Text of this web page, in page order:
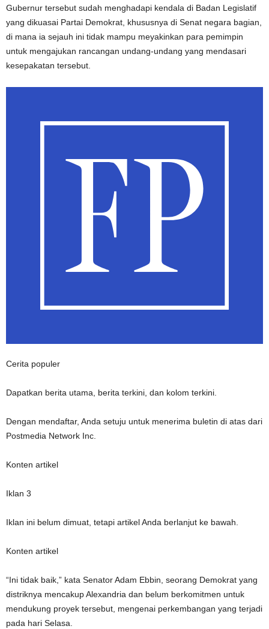
Gubernur tersebut sudah menghadapi kendala di Badan Legislatif
yang dikuasai Partai Demokrat, khususnya di Senat negara bagian,
di mana ia sejauh ini tidak mampu meyakinkan para pemimpin
untuk mengajukan rancangan undang-undang yang mendasari
kesepakatan tersebut.
Cerita populer
Dapatkan berita utama, berita terkini, dan kolom terkini.
Dengan mendaftar, Anda setuju untuk menerima buletin di atas dari
Postmedia Network Inc.
Konten artikel
Iklan 3
Iklan ini belum dimuat, tetapi artikel Anda berlanjut ke bawah.
Konten artikel
“Ini tidak baik,” kata Senator Adam Ebbin, seorang Demokrat yang
distriknya mencakup Alexandria dan belum berkomitmen untuk
mendukung proyek tersebut, mengenai perkembangan yang terjadi
pada hari Selasa.